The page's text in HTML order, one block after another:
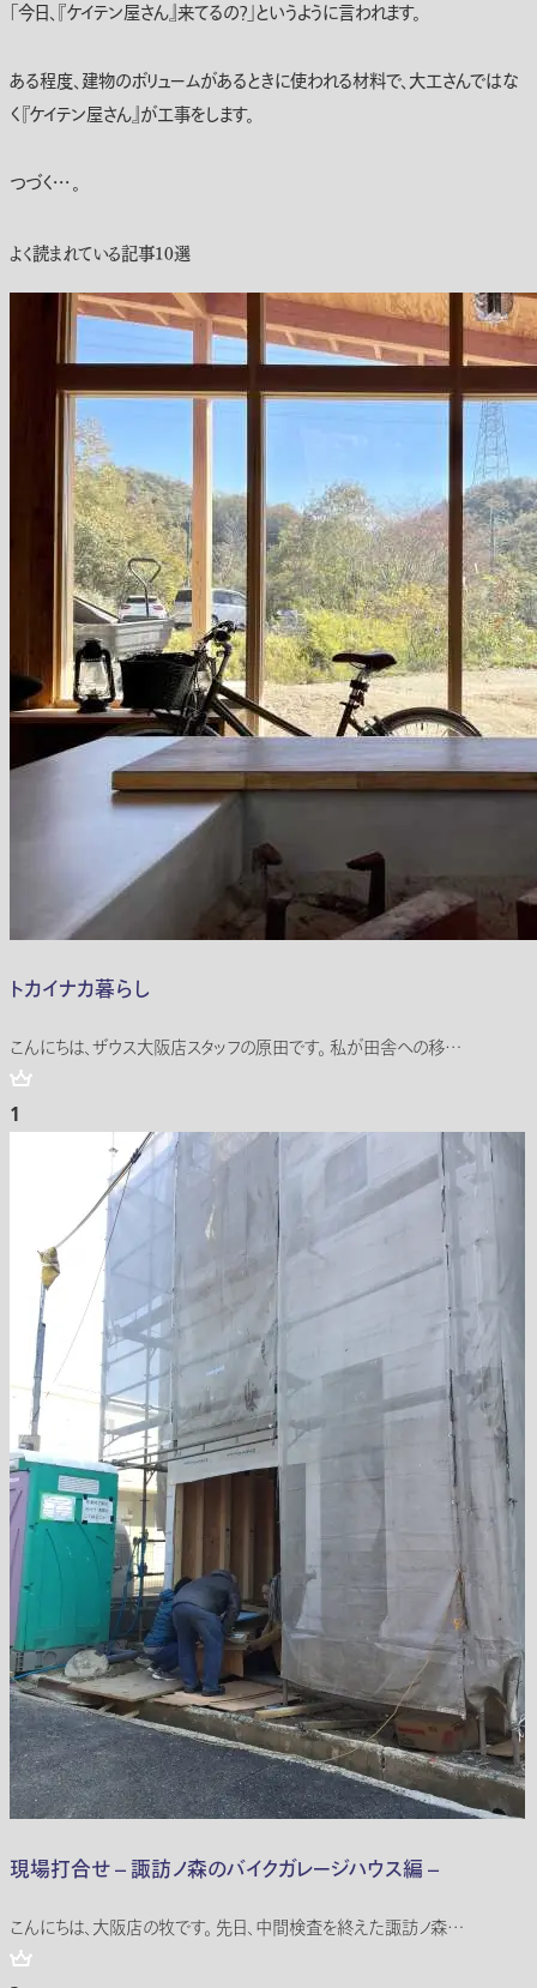
「今日、『ケイテン屋さん』来てるの？」というように言われます。
ある程度、建物のボリュームがあるときに使われる材料で、大工さんではな
く『ケイテン屋さん』が工事をします。
つづく・・・。
よく読まれている記事10選
トカイナカ暮らし
こんにちは、ザウス大阪店スタッフの原田です。 私が田舎への移…
1
現場打合せ – 諏訪ノ森のバイクガレージハウス編 –
こんにちは、大阪店の牧です。 先日、中間検査を終えた諏訪ノ森…